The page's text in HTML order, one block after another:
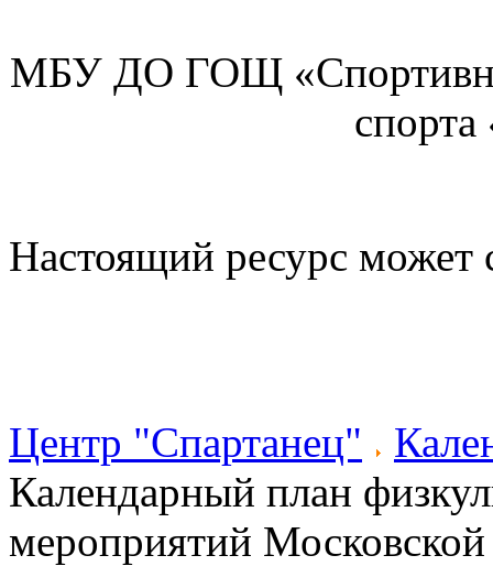
МБУ ДО ГОЩ
Настоящий ресурс может
Центр "Спартанец"
Календарный план
мероприятий